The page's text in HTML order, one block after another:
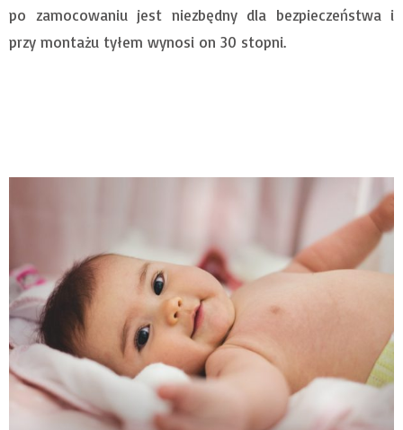
po zamocowaniu jest niezbędny dla bezpieczeństwa i
przy montażu tyłem wynosi on 30 stopni.